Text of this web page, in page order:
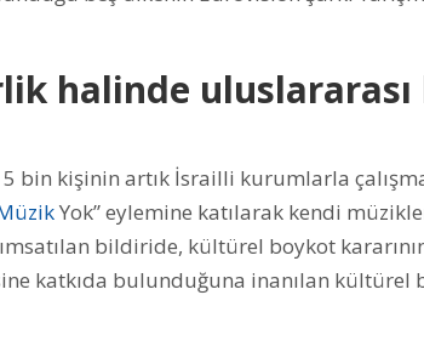
halinde
bin kişinin artık İsrailli kurumlarla
Yok” eylemine katılarak kendi
bildiride, kültürel boykot
katkıda bulunduğuna inanılan kültürel